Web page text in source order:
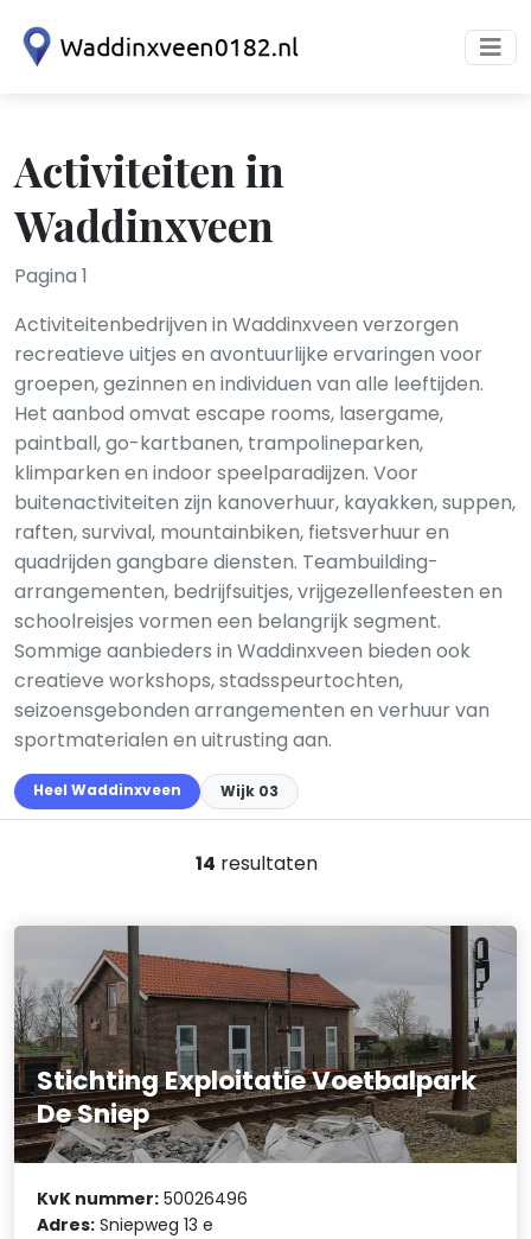
Activiteiten in
Waddinxveen
Pagina 1
Activiteitenbedrijven in Waddinxveen verzorgen
recreatieve uitjes en avontuurlijke ervaringen voor
groepen, gezinnen en individuen van alle leeftijden.
Het aanbod omvat escape rooms, lasergame,
paintball, go-kartbanen, trampolineparken,
klimparken en indoor speelparadijzen. Voor
buitenactiviteiten zijn kanoverhuur, kayakken, suppen,
raften, survival, mountainbiken, fietsverhuur en
quadrijden gangbare diensten. Teambuilding-
arrangementen, bedrijfsuitjes, vrijgezellenfeesten en
schoolreisjes vormen een belangrijk segment.
Sommige aanbieders in Waddinxveen bieden ook
creatieve workshops, stadsspeurtochten,
seizoensgebonden arrangementen en verhuur van
sportmaterialen en uitrusting aan.
Heel Waddinxveen Wijk 03
14 resultaten
Stichting Exploitatie Voetbalpark
De Sniep
KvK nummer: 50026496
Adres: Sniepweg 13 e